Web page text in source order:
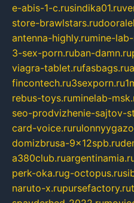
e-abis-1-c.rusindika01.ru
store-brawlstars.ru
antenna-highly.rumine-
3-sex-porn.ruban-damn.ru
viagra-tablet.rufasbags.ru
fincontech.ru3sexporn.ru
rebus-toys.ruminelab-
seo-prodvizhenie-sajtov-
card-voice.ru
domizbrusa-9x12spb.ru
a380club.ru
perk-oka.rug-octopus.ru
naruto-x.rupursefactory.ru